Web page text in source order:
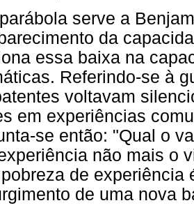
serve a
da
essa baixa na
Referindo-se à
voltavam
em experiências
se então: "Qual o
não mais o
de experiência
de uma nova